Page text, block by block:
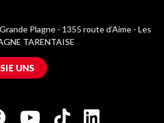
Plagne - 1355 route d’Aime - Les
TARENTAISE
UNS